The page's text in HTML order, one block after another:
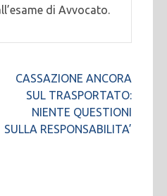
di Avvocato.
CASSAZIONE ANCORA
SUL TRASPORTATO:
NIENTE QUESTIONI
SULLA RESPONSABILITA’